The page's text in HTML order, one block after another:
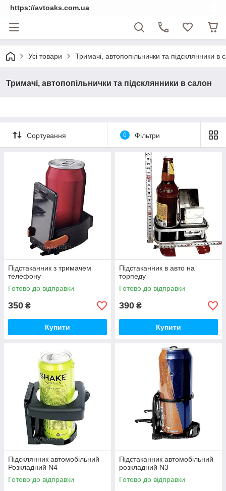
https://avtoaks.com.ua
Усі товари Тримачі, автопопільнички та підсклянники в
Тримачі, автопопільнички та підсклянники в салон
Сортування 0 Фільтри
Підстаканник з тримачем
телефону
Готово до відправки
350 ₴
Купити
Підстаканник в авто на
торпеду
Готово до відправки
390 ₴
Купити
Підсклянник автомобільний
Розкладний N4
Готово до відправки
Підстаканник автомобільний
розкладний N3
Готово до відправки